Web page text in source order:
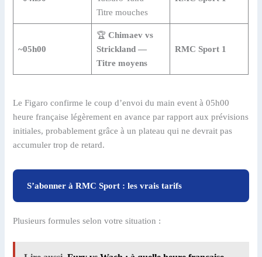
Titre mouches
~05h00
🏆 Chimaev vs
Strickland —
Titre moyens
RMC Sport 1
Le Figaro confirme le coup d’envoi du main event à 05h00
heure française légèrement en avance par rapport aux prévisions
initiales, probablement grâce à un plateau qui ne devrait pas
accumuler trop de retard.
S’abonner à RMC Sport : les vrais tarifs
Plusieurs formules selon votre situation :